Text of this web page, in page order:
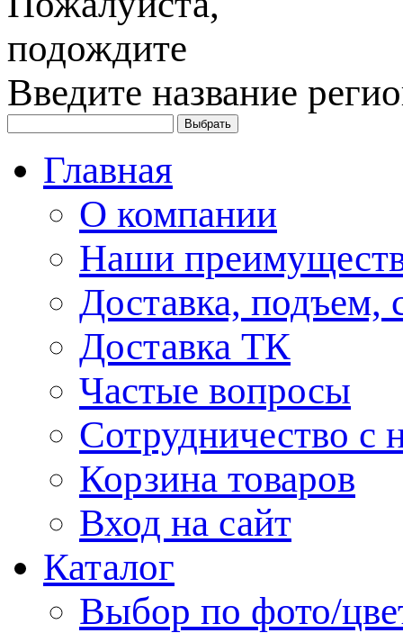
Введите название
Главная
О компании
Наши
Доставка, подъем,
Доставка ТК
Частые вопросы
Сотрудничество с
Корзина товаров
Вход на сайт
Каталог
Выбор по фото/